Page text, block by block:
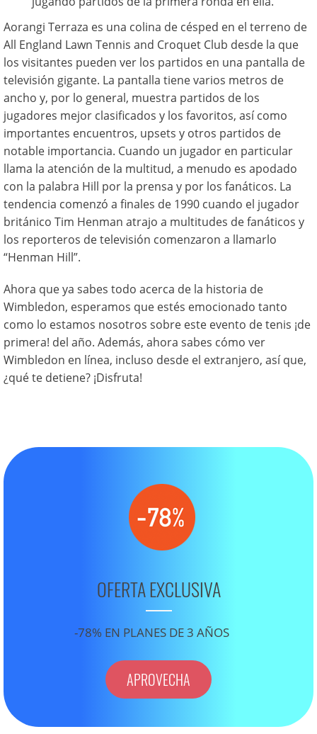
Aorangi Terraza es una colina de césped en el terreno de
All England Lawn Tennis and Croquet Club desde la que
los visitantes pueden ver los partidos en una pantalla de
televisión gigante. La pantalla tiene varios metros de
ancho y, por lo general, muestra partidos de los
jugadores mejor clasificados y los favoritos, así como
importantes encuentros, upsets y otros partidos de
notable importancia. Cuando un jugador en particular
llama la atención de la multitud, a menudo es apodado
con la palabra Hill por la prensa y por los fanáticos. La
tendencia comenzó a finales de 1990 cuando el jugador
británico Tim Henman atrajo a multitudes de fanáticos y
los reporteros de televisión comenzaron a llamarlo
“Henman Hill”.
Ahora que ya sabes todo acerca de la historia de
Wimbledon, esperamos que estés emocionado tanto
como lo estamos nosotros sobre este evento de tenis ¡de
primera! del año. Además, ahora sabes cómo ver
Wimbledon en línea, incluso desde el extranjero, así que,
¿qué te detiene? ¡Disfruta!
OFERTA EXCLUSIVA
-78% EN PLANES DE 3 AÑOS
APROVECHA